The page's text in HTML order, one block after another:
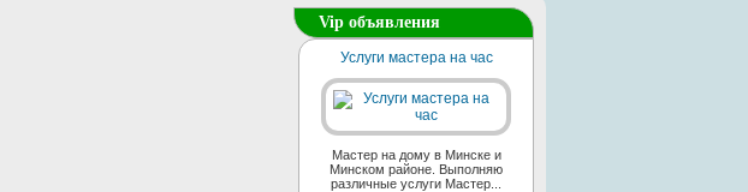
Vip объявления
Услуги мастера на час
Мастер на дому в Минске и
Минском районе. Выполняю
различные услуги Мастер...